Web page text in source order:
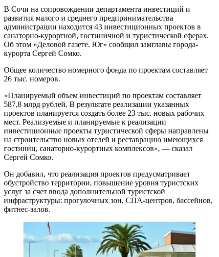
В Сочи на сопровождении департамента инвестиций и
развития малого и среднего предпринимательства
администрации находится 43 инвестиционных проектов в
санаторно-курортной, гостиничной и туристической сферах.
Об этом «Деловой газете. Юг» сообщил замглавы города-
курорта Сергей Сомко.
Общее количество номерного фонда по проектам составляет
26 тыс. номеров.
«Планируемый объем инвестиций по проектам составляет
587,8 млрд рублей. В результате реализации указанных
проектов планируется создать более 23 тыс. новых рабочих
мест. Реализуемые и планируемые к реализации
инвестиционные проекты туристической сферы направлены
на строительство новых отелей и реставрацию имеющихся
гостиниц, санаторно-курортных комплексов», — сказал
Сергей Сомко.
Он добавил, что реализация проектов предусматривает
обустройство территории, повышение уровня туристских
услуг за счет ввода дополнительной туристской
инфраструктуры: прогулочных зон, СПА-центров, бассейнов,
фитнес-залов.